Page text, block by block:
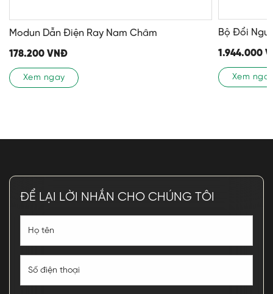
Modun Dẫn Điện Ray Nam Châm
178.200 VNĐ
Xem ngay
Bộ Đổi
1.944.000
Xem
ĐỂ LẠI LỜI NHẮN CHO CHÚNG TÔI